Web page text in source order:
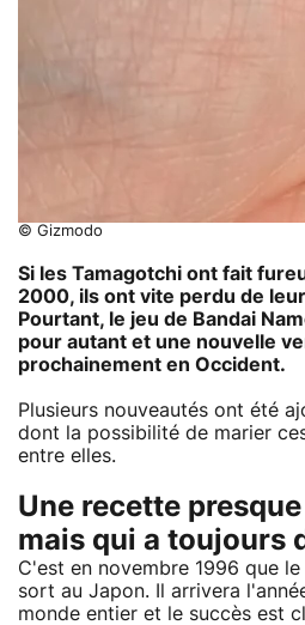
© Gizmodo
Si les Tamagotchi ont fait
2000, ils ont vite perdu de
Pourtant, le jeu de Bandai
pour autant et une nouvelle
prochainement en Occident.
Plusieurs nouveautés ont été
dont la possibilité de marier
entre elles.
Une recette
mais qui a toujours
C'est en novembre 1996 que
sort au Japon. Il arrivera
monde entier et le succès est